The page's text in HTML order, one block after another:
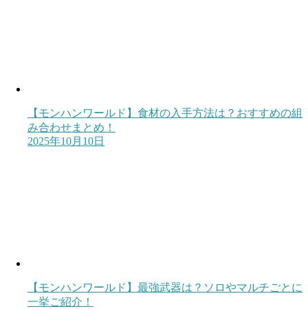
【モンハンワールド】食材の入手方法は？おすすめの組
み合わせまとめ！
2025年10月10日
【モンハンワールド】最強武器は？ソロやマルチごとに
一挙ご紹介！